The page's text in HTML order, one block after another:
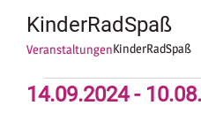
KinderRadSpaß
VeranstaltungenKinderRadSpaß
14.09.2024 -